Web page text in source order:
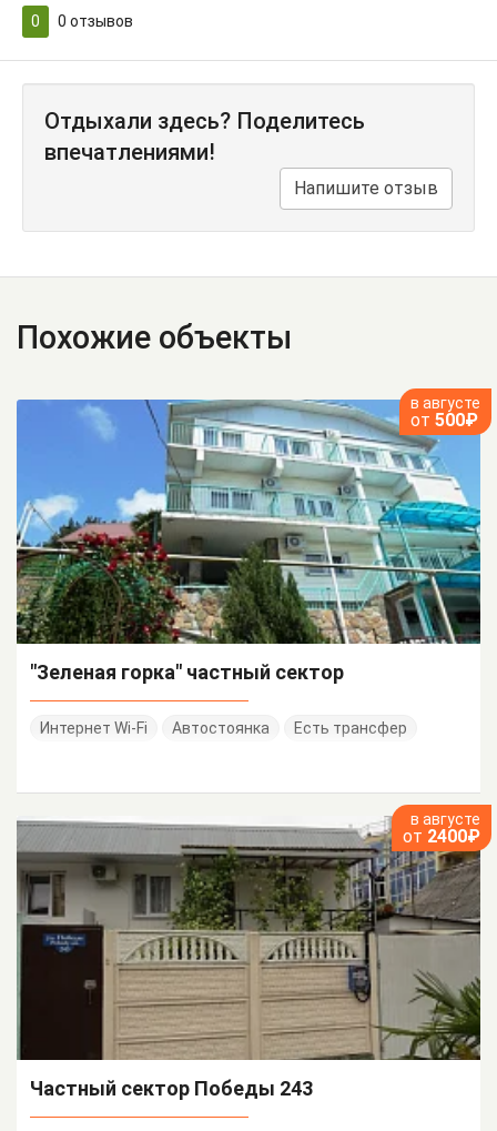
0 0 отзывов
Отдыхали здесь? Поделитесь
впечатлениями!
Напишите отзыв
Похожие объекты
в августе
от 500₽
"Зеленая горка" частный сектор
Интернет Wi-Fi Автостоянка Есть трансфер
в августе
от 2400₽
Частный сектор Победы 243